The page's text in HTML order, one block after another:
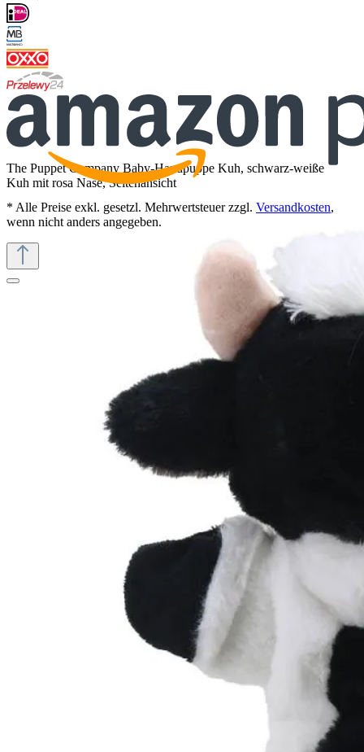
The Puppet Company Baby-Handpuppe Kuh, schwarz-weiße
Kuh mit rosa Nase, Seitenansicht
* Alle Preise exkl. gesetzl. Mehrwertsteuer zzgl. Versandkosten,
wenn nicht anders angegeben.